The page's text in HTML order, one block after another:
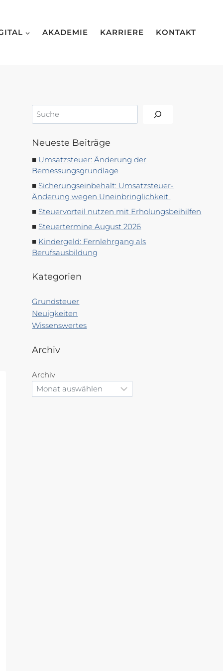
AKADEMIE KARRIERE KONTAKT
Suchen
Neueste Beiträge
Umsatzsteuer: Änderung der
Bemessungsgrundlage
Sicherungseinbehalt: Umsatzsteuer-
Änderung wegen Uneinbringlichkeit
Steuervorteil nutzen mit Erholungsbeihilfen
Steuertermine August 2026
Kindergeld: Fernlehrgang als
Berufsausbildung
Kategorien
Grundsteuer
Neuigkeiten
Wissenswertes
Archiv
Archiv